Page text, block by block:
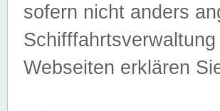
sofern nicht anders
Webseiten erklären